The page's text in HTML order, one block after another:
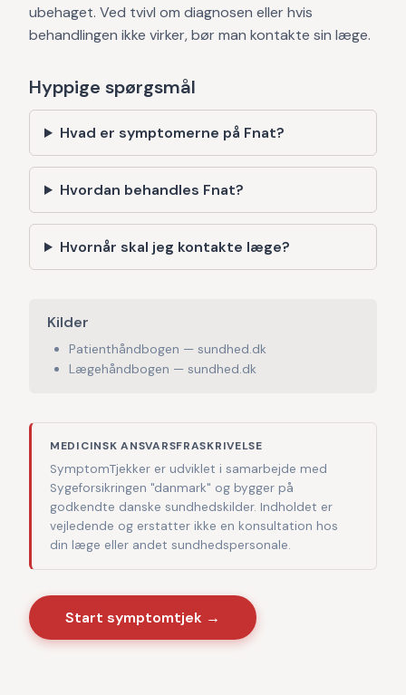
ubehaget. Ved tvivl om diagnosen eller hvis
behandlingen ikke virker, bør man kontakte sin læge.
Hyppige spørgsmål
Hvad er symptomerne på Fnat?
Hvordan behandles Fnat?
Hvornår skal jeg kontakte læge?
Kilder
Patienthåndbogen — sundhed.dk
Lægehåndbogen — sundhed.dk
MEDICINSK ANSVARSFRASKRIVELSE
SymptomTjekker er udviklet i samarbejde med
Sygeforsikringen "danmark" og bygger på
godkendte danske sundhedskilder. Indholdet er
vejledende og erstatter ikke en konsultation hos
din læge eller andet sundhedspersonale.
Start symptomtjek →